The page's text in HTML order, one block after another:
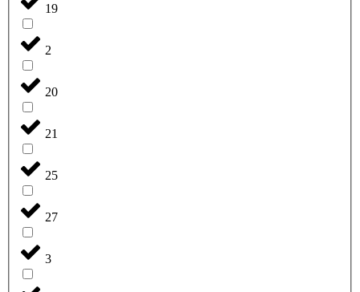
19
2
20
21
25
27
3